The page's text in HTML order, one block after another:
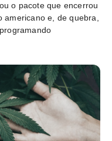
o pacote que encerrou
e, de quebra,